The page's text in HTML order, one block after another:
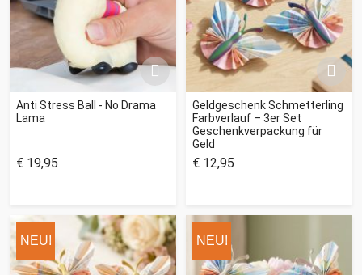
Anti Stress Ball - No Drama
Lama
€ 19,95
Geldgeschenk Schmetterling
Farbverlauf – 3er Set
Geschenkverpackung für
Geld
€ 12,95
NEU! NEU!